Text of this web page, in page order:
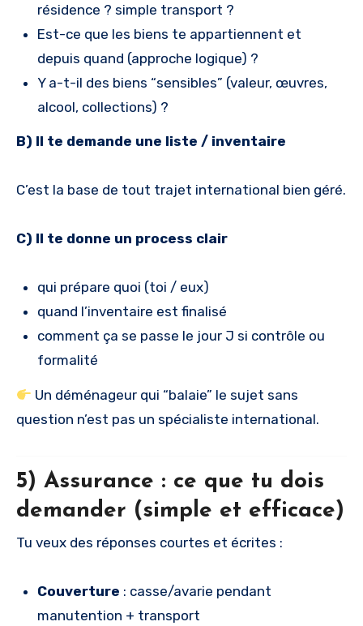
résidence ? simple transport ?
Est-ce que les biens te appartiennent et
depuis quand (approche logique) ?
Y a-t-il des biens “sensibles” (valeur, œuvres,
alcool, collections) ?
B) Il te demande une liste / inventaire
C’est la base de tout trajet international bien géré.
C) Il te donne un process clair
qui prépare quoi (toi / eux)
quand l’inventaire est finalisé
comment ça se passe le jour J si contrôle ou
formalité
Un déménageur qui “balaie” le sujet sans
question n’est pas un spécialiste international.
5) Assurance : ce que tu dois
demander (simple et efficace)
Tu veux des réponses courtes et écrites :
Couverture : casse/avarie pendant
manutention + transport